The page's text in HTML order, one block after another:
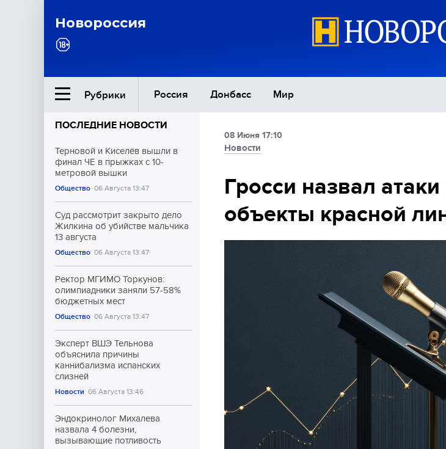
Новороссия
Рубрики Россия Донбасс Мир
Ближний Восток
Общество
Экономика
Культура
Спорт
ПОСЛЕДНИЕ НОВОСТИ
Терновой и Киселёв вышли в
финал ЧЕ в прыжках с 10-
метровой вышки
Общество 06 Августа 13:47
Суд рассмотрит закрыто дело
Жилкина об убийстве мальчика
13 августа
Общество 06 Августа 13:47
Ректор МГИМО Торкунов:
олимпиадники заняли 57-58%
бюджетных мест
Общество 06 Августа 13:47
Эксперт ВШЭ Тельнова
объяснила причины
каннибализма испанских
слизней
Новости 06 Августа 13:46
Эндокринолог Михалева
назвала 4 болезни,
вызывающие потливость
08 Июня 17:10
Новости
Гросси назвал
объекты красной